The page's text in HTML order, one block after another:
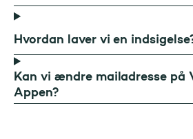
Hvordan laver vi en
Kan vi ændre mailadresse på
Appen?